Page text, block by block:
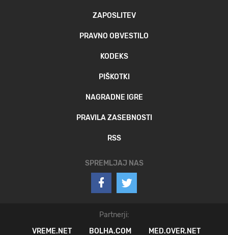
ZAPOSLITEV
PRAVNO OBVESTILO
KODEKS
PIŠKOTKI
NAGRADNE IGRE
PRAVILA ZASEBNOSTI
RSS
SPREMLJAJ NAS
Partnerji:
VREME.NET
BOLHA.COM MED.OVER.NET